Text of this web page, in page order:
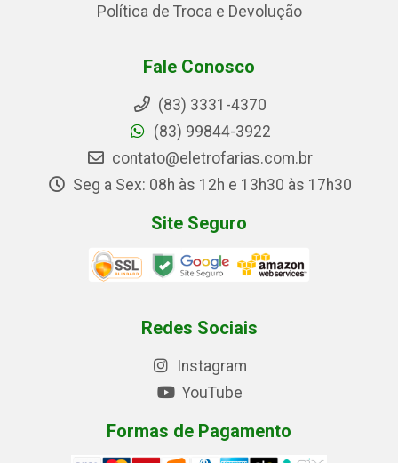
Política de Troca e Devolução
Fale Conosco
(83) 3331-4370
(83) 99844-3922
contato@eletrofarias.com.br
Seg a Sex: 08h às 12h e 13h30 às 17h30
Site Seguro
Redes Sociais
Instagram
YouTube
Formas de Pagamento